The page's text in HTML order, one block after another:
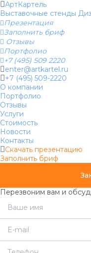
АртКартель
Выставочные стенды
Презентация
Заполнить бриф
 Отзывы
Портфолио
+7 (495) 509 2220
enter@artkartel.ru
+7 (495) 509-2220
О компании
Портфолио
Отзывы
Услуги
Стоимость
Новости
Контакты
Скачать презентацию
Заполнить бриф
Перезвоним вам и